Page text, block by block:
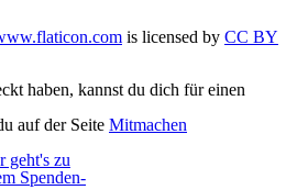
is licensed by CC BY
haben, kannst du dich für einen
auf der Seite Mitmachen